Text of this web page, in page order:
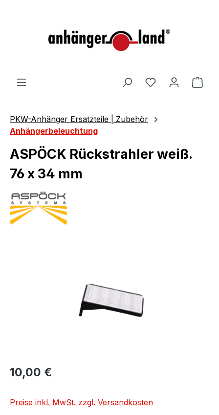
PKW-Anhänger Ersatzteile | Zubehör
Anhängerbeleuchtung
ASPÖCK Rückstrahler weiß.
76 x 34 mm
10,00 €
Preise inkl. MwSt. zzgl. Versandkosten